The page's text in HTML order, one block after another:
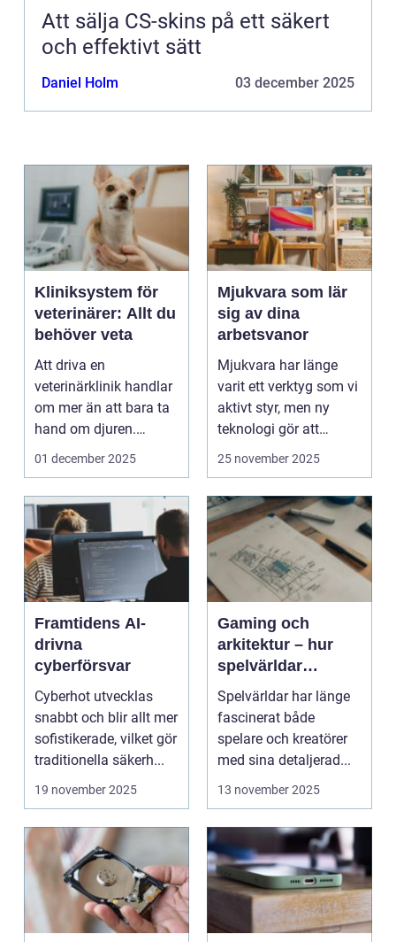
Att sälja CS-skins på ett säkert
och effektivt sätt
Daniel Holm 03 december 2025
Kliniksystem för
veterinärer: Allt du
behöver veta
Att driva en
veterinärklinik handlar
om mer än att bara ta
hand om djuren.
Administrativa ...
01 december 2025
Mjukvara som lär
sig av dina
arbetsvanor
Mjukvara har länge
varit ett verktyg som vi
aktivt styr, men ny
teknologi gör att
program ...
25 november 2025
Framtidens AI-
drivna
cyberförsvar
Cyberhot utvecklas
snabbt och blir allt mer
sofistikerade, vilket gör
traditionella säkerh...
19 november 2025
Gaming och
arkitektur – hur
spelvärldar
inspirerar verklig
stadsplanering
Spelvärldar har länge
fascinerat både
spelare och kreatörer
med sina detaljerad...
13 november 2025